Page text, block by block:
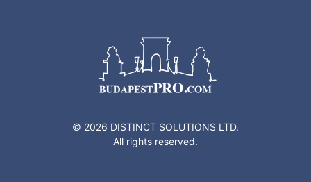
© 2026 DISTINCT SOLUTIONS LTD.
All rights reserved.